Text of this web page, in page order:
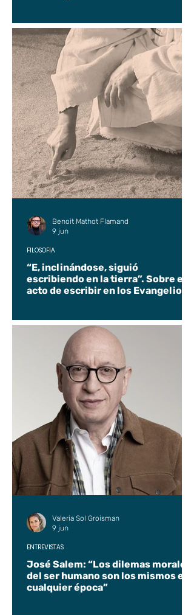
“E, inclinándose, siguió
escribiendo en la tierra”. Sobre el
acto de escribir en los Evangelios.
FILOSOFÍA
Benoit Mathot Flamand
9 jun
José Salem: “Los dilemas morales
del ser humano son los mismos en
cualquier época”
ENTREVISTAS
Valeria Sol Groisman
9 jun